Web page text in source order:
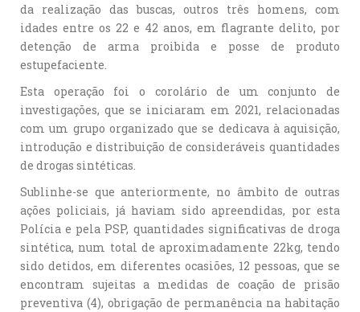
da realização das buscas, outros três homens, com
idades entre os 22 e 42 anos, em flagrante delito, por
detenção de arma proibida e posse de produto
estupefaciente.
Esta operação foi o corolário de um conjunto de
investigações, que se iniciaram em 2021, relacionadas
com um grupo organizado que se dedicava à aquisição,
introdução e distribuição de consideráveis quantidades
de drogas sintéticas.
Sublinhe-se que anteriormente, no âmbito de outras
ações policiais, já haviam sido apreendidas, por esta
Polícia e pela PSP, quantidades significativas de droga
sintética, num total de aproximadamente 22kg, tendo
sido detidos, em diferentes ocasiões, 12 pessoas, que se
encontram sujeitas a medidas de coação de prisão
preventiva (4), obrigação de permanência na habitação